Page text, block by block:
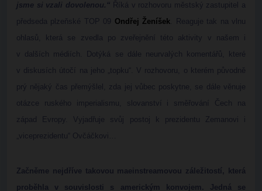
jsme si vzali dovolenou.“ Říká v rozhovoru městský zastupitel a
předseda plzeňské TOP 09 Ondřej Ženíšek . Reaguje tak na vlnu
ohlasů, která se zvedla po zveřejnění této aktivity v našem i
v dalších médiích. Dotýká se dále neurvalých komentářů, které
v diskusích útočí na jeho „topku“. V rozhovoru, o kterém původně
prý nějaký čas přemýšlel, zda jej vůbec poskytne, se dále věnuje
otázce ruského imperialismu, slovanství i směřování Čech na
západ Evropy. Vyjadřuje svůj postoj k prezidentu Zemanovi i
„viceprezidentu“ Ovčáčkovi…
Začněme nejdříve takovou maeinstreamovou záležitostí, která
proběhla v souvislosti s americkým konvojem. Jedná se